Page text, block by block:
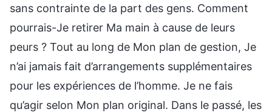
sans contrainte de la part des gens. Comment
pourrais-Je retirer Ma main à cause de leurs
peurs ? Tout au long de Mon plan de gestion, Je
n’ai jamais fait d’arrangements supplémentaires
pour les expériences de l’homme. Je ne fais
qu’agir selon Mon plan original. Dans le passé, les